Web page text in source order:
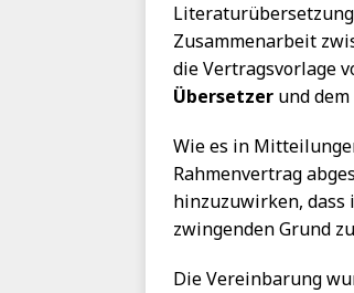
Zusammenarbeit
die Vertragsvorlage
Übersetzer und dem
Wie es in
Rahmenvertrag
hinzuzuwirken, dass
zwingenden Grund
Die Vereinbarung